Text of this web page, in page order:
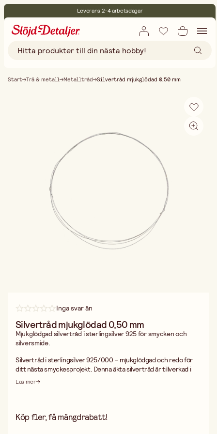
Leverans 2-4 arbetsdagar
Fri frakt vid köp över 499:-
Start Trä & metall Metalltråd Silvertråd mjukglödad 0,50 mm
Inga svar än
Silvertråd mjukglödad 0,50 mm
Mjukglödgad silvertråd i sterlingsilver 925 för smycken och
silversmide.
Silvertråd i sterlingsilver 925/000 – mjukglödgad och redo för
ditt nästa smyckesprojekt. Denna äkta silvertråd är tillverkad i
925 sterling, vilket innebär att den består av 92,5 % rent silver.
Silvertråd i sterlingsilver är förstahandsvalet för den som stickar
vikingasmycken, en teknik som även kallas Viking knit eller
Läs mer
Köp fler, få mängdrabatt!